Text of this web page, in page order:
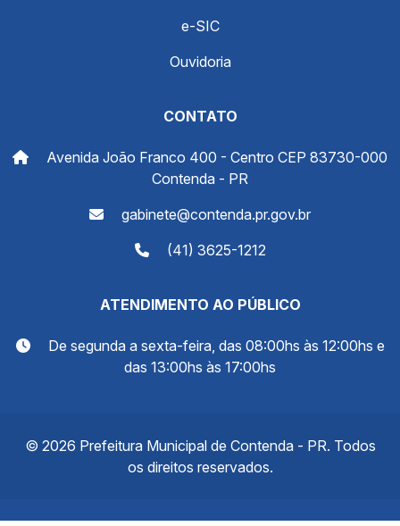
e-SIC
Ouvidoria
CONTATO
Avenida João Franco 400 - Centro CEP 83730-000
Contenda - PR
gabinete@contenda.pr.gov.br
(41) 3625-1212
ATENDIMENTO AO PÚBLICO
De segunda a sexta-feira, das 08:00hs às 12:00hs e
das 13:00hs às 17:00hs
© 2026 Prefeitura Municipal de Contenda - PR. Todos
os direitos reservados.